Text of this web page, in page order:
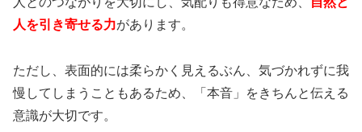
人を引き寄せる力があります。
ただし、表面的には柔らかく見えるぶん、気づかれずに我
慢してしまうこともあるため、「本音」をきちんと伝える
意識が大切です。